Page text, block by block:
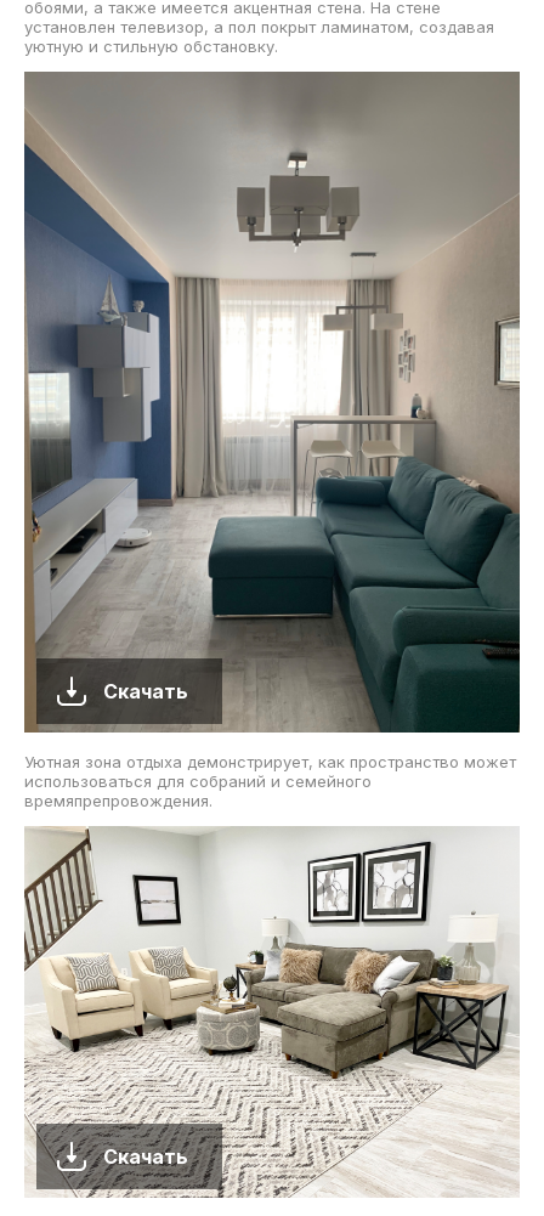
обоями, а также имеется акцентная стена. На стене
установлен телевизор, а пол покрыт ламинатом, создавая
уютную и стильную обстановку.
Скачать
Уютная зона отдыха демонстрирует, как пространство может
использоваться для собраний и семейного
времяпрепровождения.
Скачать